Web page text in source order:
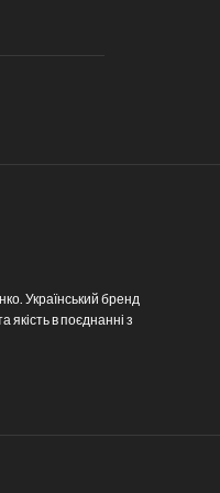
Український бренд
якість в поєднанні з